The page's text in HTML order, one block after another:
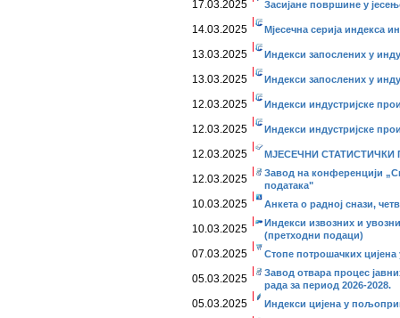
17.03.2025 Засијане површине у
14.03.2025 Мјесечна серија индекса
13.03.2025 Индекси запослених у
13.03.2025 Индекси запослених у
12.03.2025 Индекси индустријске
12.03.2025 Индекси индустријске
12.03.2025 МЈЕСЕЧНИ СТАТИСТИЧКИ
12.03.2025
Завод на конференцији
података"
10.03.2025 Анкета о радној снази,
10.03.2025
Индекси извозних и
(претходни подаци)
07.03.2025 Стопе потрошачких
05.03.2025
Завод отвара процес
рада за период 2026-2028.
05.03.2025 Индекси цијена у